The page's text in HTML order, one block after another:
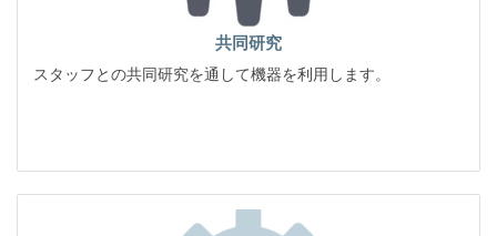
共同研究
スタッフとの共同研究を通して機器を利用します。